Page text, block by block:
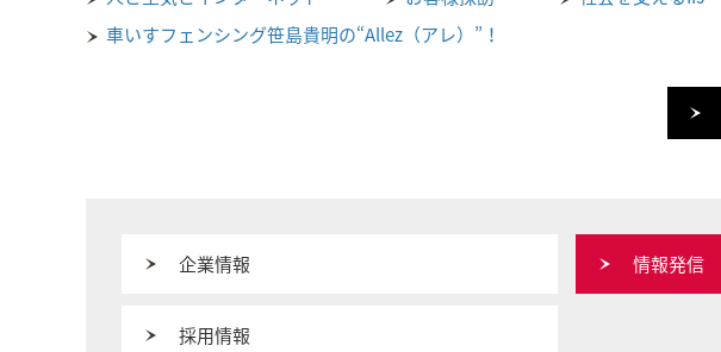
車いすフェンシング笹島貴明の“Allez（アレ）”！
企業情報 情報発信
採用情報